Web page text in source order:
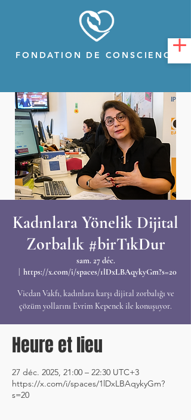
FONDATION DE CONSCIENCE
Kadınlara Yönelik Dijital
Zorbalık #birTıkDur
sam. 27 déc.
https://x.com/i/spaces/1lDxLBAqykyGm?s=20
Vicdan Vakfı, kadınlara karşı dijital zorbalığı ve
çözüm yollarını Evrim Kepenek ile konuşuyor.
Heure et lieu
27 déc. 2025, 21:00 – 22:30 UTC+3
https://x.com/i/spaces/1lDxLBAqykyGm?
s=20